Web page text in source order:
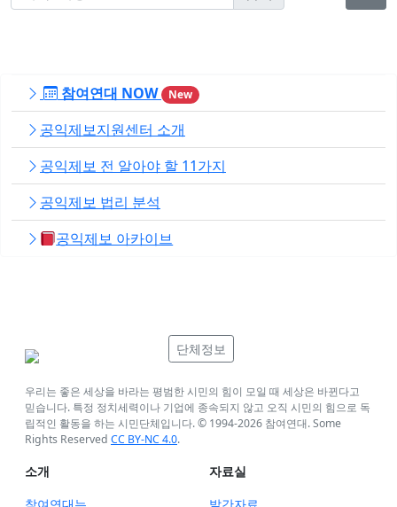
참여연대 NOW New
공익제보지원센터 소개
공익제보 전 알아야 할 11가지
공익제보 법리 분석
공익제보 아카이브
단체정보
우리는 좋은 세상을 바라는 평범한 시민의 힘이 모일 때 세상은 바뀐다고
믿습니다. 특정 정치세력이나 기업에 종속되지 않고 오직 시민의 힘으로 독
립적인 활동을 하는 시민단체입니다. © 1994-2026 참여연대. Some
Rights Reserved CC BY-NC 4.0.
소개
자료실